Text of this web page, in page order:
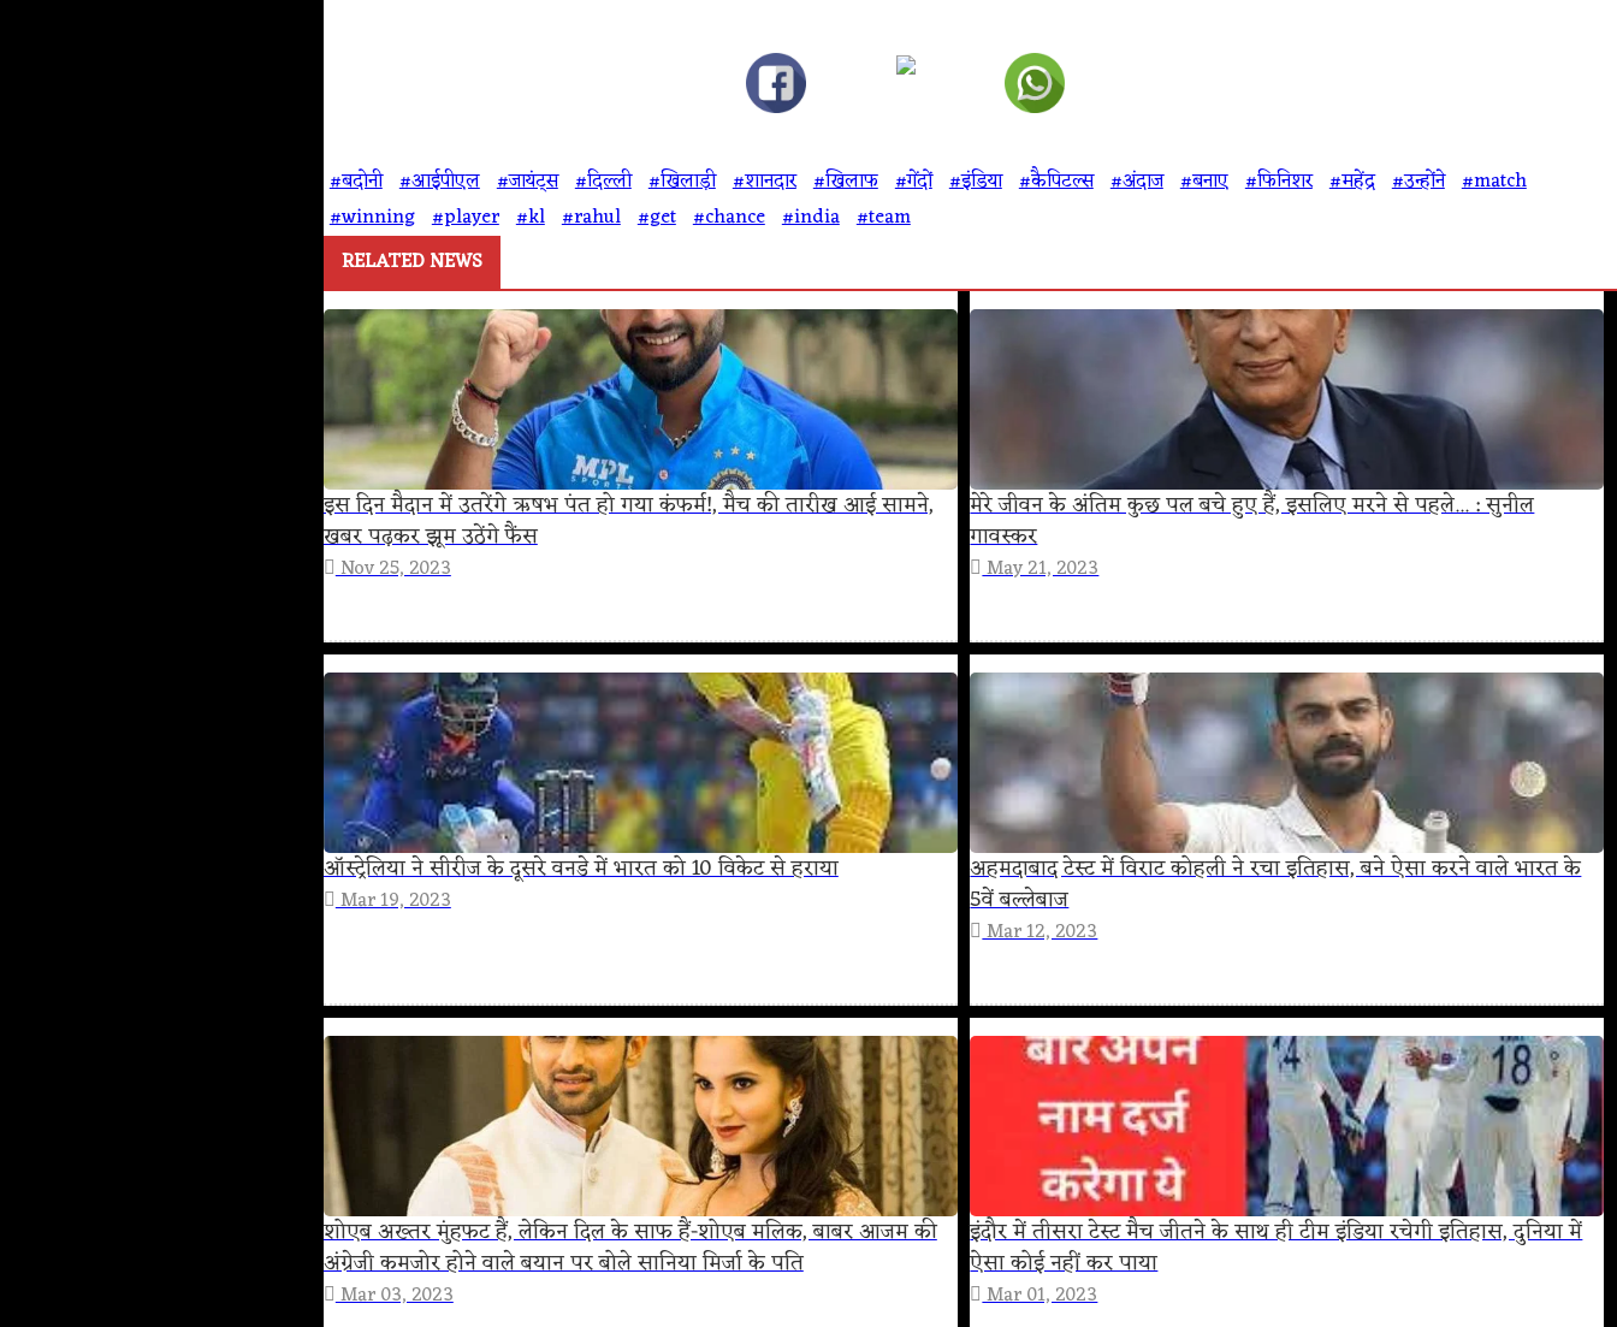
#बदोनी #आईपीएल #जायंट्स #दिल्ली #खिलाड़ी #शानदार #खिलाफ #गेंदों #इंडिया #कैपिटल्स #अंदाज #बनाए #फिनिशर #महेंद्र #उन्होंने #match
#winning #player #kl #rahul #get #chance #india #team
RELATED NEWS
इस दिन मैदान में उतरेंगे ऋषभ पंत हो गया कंफर्म!, मैच की तारीख आई सामने,
खबर पढ़कर झूम उठेंगे फैंस
Nov 25, 2023
मेरे जीवन के अंतिम कुछ पल बचे हुए हैं, इसलिए मरने से पहले... : सुनील
गावस्कर
May 21, 2023
ऑस्ट्रेलिया ने सीरीज के दूसरे वनडे में भारत को 10 विकेट से हराया
Mar 19, 2023
अहमदाबाद टेस्ट में विराट कोहली ने रचा इतिहास, बने ऐसा करने वाले भारत के
5वें बल्लेबाज
Mar 12, 2023
शोएब अख्तर मुंहफट हैं, लेकिन दिल के साफ हैं-शोएब मलिक, बाबर आजम की
अंग्रेजी कमजोर होने वाले बयान पर बोले सानिया मिर्जा के पति
Mar 03, 2023
इंदौर में तीसरा टेस्ट मैच जीतने के साथ ही टीम इंडिया रचेगी इतिहास, दुनिया में
ऐसा कोई नहीं कर पाया
Mar 01, 2023